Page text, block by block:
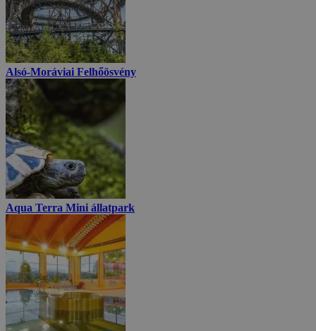
Alsó-Moráviai Felhőösvény
Aqua Terra Mini állatpark